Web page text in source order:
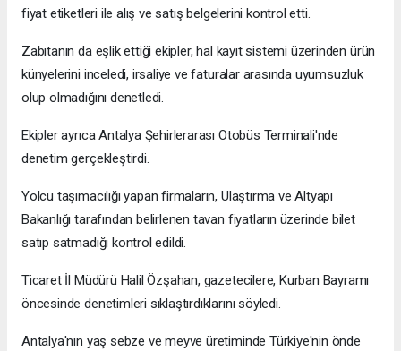
fiyat etiketleri ile alış ve satış belgelerini kontrol etti.
Zabıtanın da eşlik ettiği ekipler, hal kayıt sistemi üzerinden ürün
künyelerini inceledi, irsaliye ve faturalar arasında uyumsuzluk
olup olmadığını denetledi.
Ekipler ayrıca Antalya Şehirlerarası Otobüs Terminali'nde
denetim gerçekleştirdi.
Yolcu taşımacılığı yapan firmaların, Ulaştırma ve Altyapı
Bakanlığı tarafından belirlenen tavan fiyatların üzerinde bilet
satıp satmadığı kontrol edildi.
Ticaret İl Müdürü Halil Özşahan, gazetecilere, Kurban Bayramı
öncesinde denetimleri sıklaştırdıklarını söyledi.
Antalya'nın yaş sebze ve meyve üretiminde Türkiye'nin önde